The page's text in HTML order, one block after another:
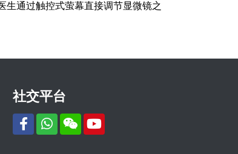
生通过触控式萤幕直接调节显微镜之
社交平台